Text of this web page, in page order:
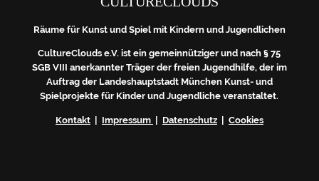
Räume für Kunst und Spiel mit Kindern und Jugendlichen
CultureClouds e.V. ist ein gemeinnütziger und nach § 75
SGB VIII anerkannter Träger der freien Jugendhilfe, der im
Auftrag der Landeshauptstadt München Kunst- und
Spielprojekte für Kinder und Jugendliche veranstaltet.
Kontakt| Impressum | Datenschutz| Cookies